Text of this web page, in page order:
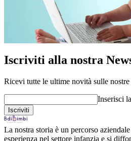
Iscriviti alla nostra
Ricevi tutte le ultime novità sulle
Inserisci
La nostra storia è un percorso
esperienza nel settore infanzia e si